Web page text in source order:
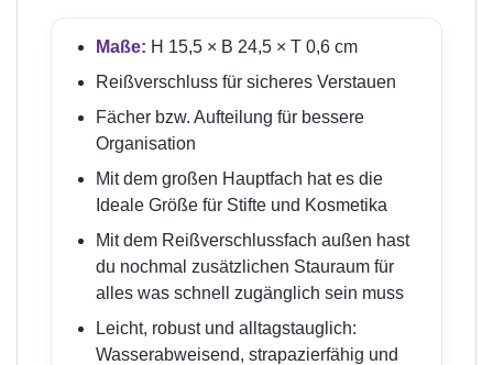
Maße: H 15,5 × B 24,5 × T 0,6 cm
Reißverschluss für sicheres Verstauen
Fächer bzw. Aufteilung für bessere
Organisation
Mit dem großen Hauptfach hat es die
Ideale Größe für Stifte und Kosmetika
Mit dem Reißverschlussfach außen hast
du nochmal zusätzlichen Stauraum für
alles was schnell zugänglich sein muss
Leicht, robust und alltagstauglich:
Wasserabweisend, strapazierfähig und